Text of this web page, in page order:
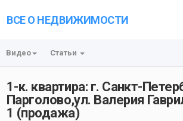
ВСЕ О НЕДВИЖИМОСТИ
Видео Статьи
1-к. квартира: г. Санкт-
Парголово,ул. Валерия
1 (продажа)